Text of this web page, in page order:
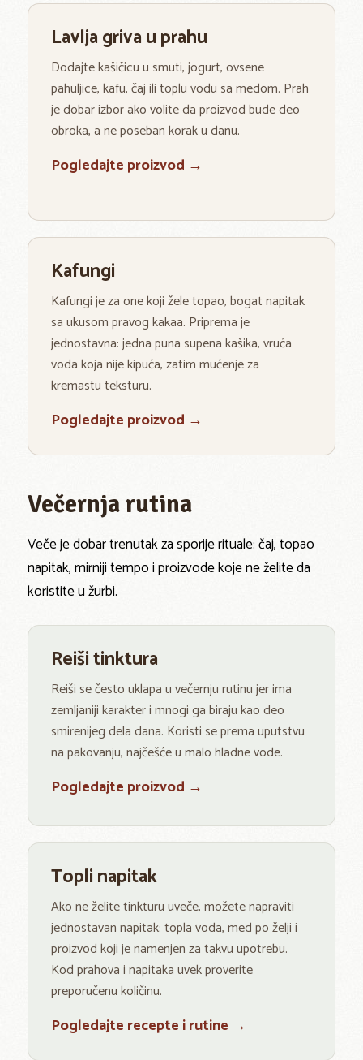
Lavlja griva u prahu
Dodajte kašičicu u smuti, jogurt, ovsene
pahuljice, kafu, čaj ili toplu vodu sa medom. Prah
je dobar izbor ako volite da proizvod bude deo
obroka, a ne poseban korak u danu.
Pogledajte proizvod →
Kafungi
Kafungi je za one koji žele topao, bogat napitak
sa ukusom pravog kakaa. Priprema je
jednostavna: jedna puna supena kašika, vruća
voda koja nije kipuća, zatim mućenje za
kremastu teksturu.
Pogledajte proizvod →
Večernja rutina
Veče je dobar trenutak za sporije rituale: čaj, topao
napitak, mirniji tempo i proizvode koje ne želite da
koristite u žurbi.
Reiši tinktura
Reiši se često uklapa u večernju rutinu jer ima
zemljaniji karakter i mnogi ga biraju kao deo
smirenijeg dela dana. Koristi se prema uputstvu
na pakovanju, najčešće u malo hladne vode.
Pogledajte proizvod →
Topli napitak
Ako ne želite tinkturu uveče, možete napraviti
jednostavan napitak: topla voda, med po želji i
proizvod koji je namenjen za takvu upotrebu.
Kod prahova i napitaka uvek proverite
preporučenu količinu.
Pogledajte recepte i rutine →